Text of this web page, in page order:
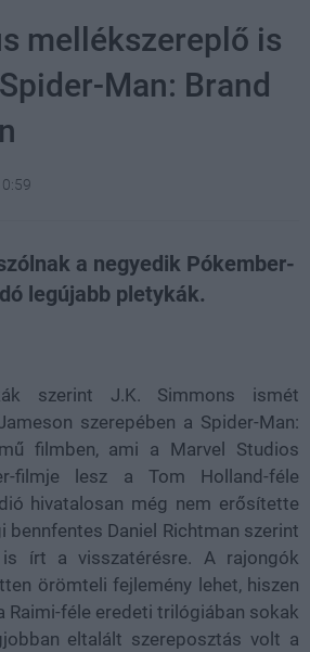
mellékszereplő is
Man: Brand
a negyedik Pókember-
legújabb pletykák.
szerint J.K. Simmons ismét
szerepében a Spider-Man:
filmben, ami a Marvel Studios
filmje lesz a Tom Holland-féle
hivatalosan még nem erősítette
bennfentes Daniel Richtman szerint
írt a visszatérésre. A rajongók
örömteli fejlemény lehet, hiszen
Raimi-féle eredeti trilógiában sokak
eltalált szereposztás volt a